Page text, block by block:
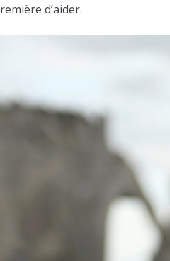
d’aider.